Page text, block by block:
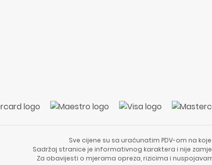
Sve cijene su sa uračunatim PDV-om na
Sadržaj stranice je informativnog karaktera i nije
Za obavijesti o mjerama opreza, rizicima i